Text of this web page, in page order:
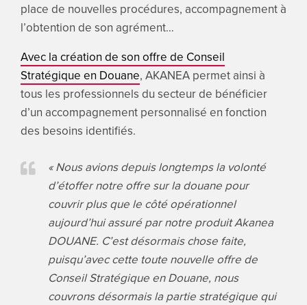
place de nouvelles procédures, accompagnement à
l’obtention de son agrément…
Avec la création de son offre de Conseil
Stratégique en Douane, AKANEA permet ainsi à
tous les professionnels du secteur de bénéficier
d’un accompagnement personnalisé en fonction
des besoins identifiés.
« Nous avions depuis longtemps la volonté
d’étoffer notre offre sur la douane pour
couvrir plus que le côté opérationnel
aujourd’hui assuré par notre produit Akanea
DOUANE. C’est désormais chose faite,
puisqu’avec cette toute nouvelle offre de
Conseil Stratégique en Douane, nous
couvrons désormais la partie stratégique qui